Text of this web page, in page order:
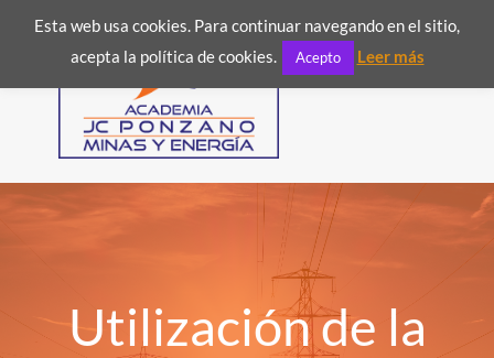

Utilización de la
Esta web usa cookies. Para continuar navegando en el sitio,
acepta la política de cookies.
Acepto Leer más